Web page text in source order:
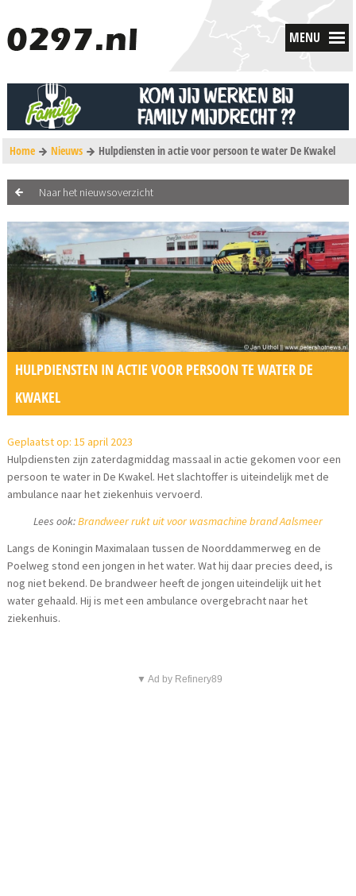
MENU
Home Nieuws Hulpdiensten in actie voor persoon te water De Kwakel
Naar het nieuwsoverzicht
HULPDIENSTEN IN ACTIE VOOR PERSOON TE WATER DE
KWAKEL
Geplaatst op: 15 april 2023
Hulpdiensten zijn zaterdagmiddag massaal in actie gekomen voor een
persoon te water in De Kwakel. Het slachtoffer is uiteindelijk met de
ambulance naar het ziekenhuis vervoerd.
Lees ook:Brandweer rukt uit voor wasmachine brand Aalsmeer
Langs de Koningin Maximalaan tussen de Noorddammerweg en de
Poelweg stond een jongen in het water. Wat hij daar precies deed, is
nog niet bekend. De brandweer heeft de jongen uiteindelijk uit het
water gehaald. Hij is met een ambulance overgebracht naar het
ziekenhuis.
▼ Ad by Refinery89